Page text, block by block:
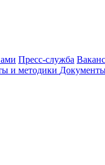
Пресс-служба
и методики